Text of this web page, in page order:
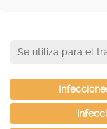
Se utiliza para el